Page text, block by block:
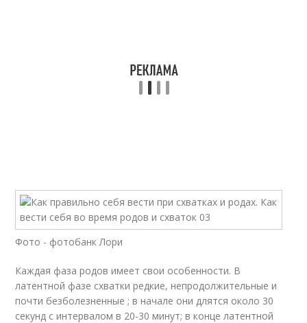
Фото - фотобанк Лори
Каждая фаза родов имеет свои особенности. В
латентной фазе схватки редкие, непродолжительные и
почти безболезненные ; в начале они длятся около 30
секунд с интервалом в 20-30 минут; в конце латентной